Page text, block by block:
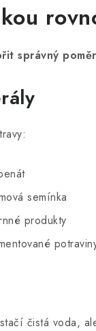
správný
semínka
produkty
čistá voda,